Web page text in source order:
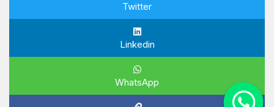
Twitter
Linkedin
WhatsApp